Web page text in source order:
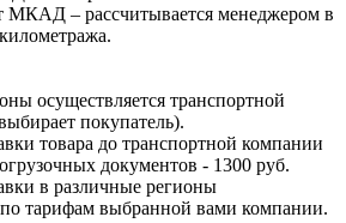
– рассчитывается менеджером в
осуществляется транспортной
покупатель).
товара до транспортной компании
документов - 1300 руб.
в различные регионы
по тарифам выбранной вами компании.